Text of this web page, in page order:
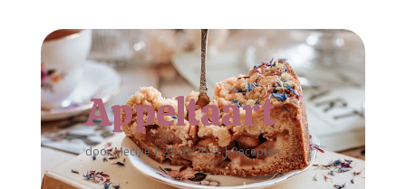
Appeltaart
doorMechie|23-01-2025|Recepten